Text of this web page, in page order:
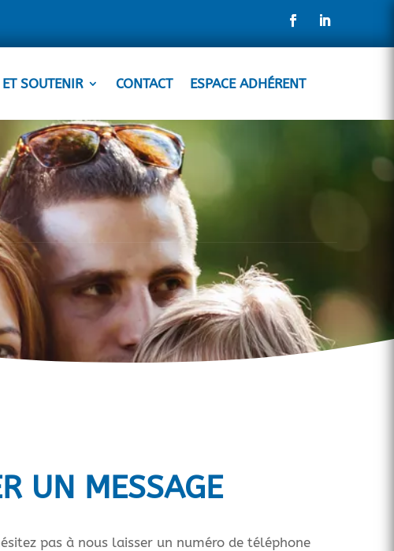
SOUTENIR CONTACT ESPACE ADHÉRENT
UN MESSAGE
pas à nous laisser un numéro de téléphone